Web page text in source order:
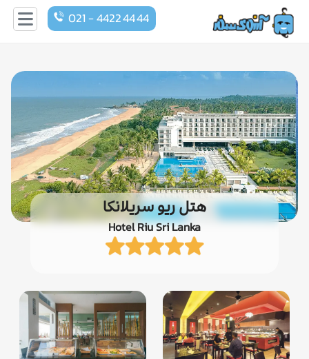
021 - 4422 44 44
هتل ریو سریلانکا
Hotel Riu Sri Lanka